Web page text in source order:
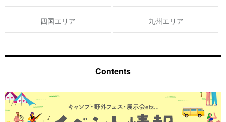
四国エリア 九州エリア
Contents